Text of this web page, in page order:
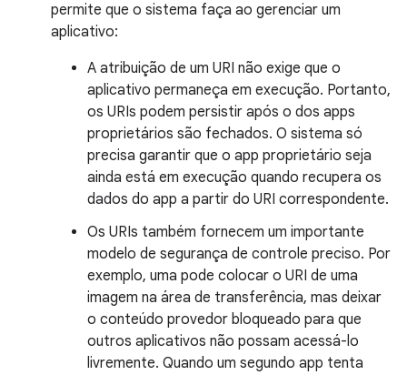
permite que o sistema faça ao gerenciar um
aplicativo:
A atribuição de um URI não exige que o
aplicativo permaneça em execução. Portanto,
os URIs podem persistir após o dos apps
proprietários são fechados. O sistema só
precisa garantir que o app proprietário seja
ainda está em execução quando recupera os
dados do app a partir do URI correspondente.
Os URIs também fornecem um importante
modelo de segurança de controle preciso. Por
exemplo, uma pode colocar o URI de uma
imagem na área de transferência, mas deixar
o conteúdo provedor bloqueado para que
outros aplicativos não possam acessá-lo
livremente. Quando um segundo app tenta